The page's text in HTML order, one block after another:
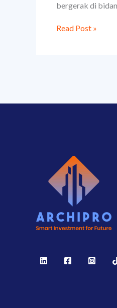
bergerak di
Read Post »